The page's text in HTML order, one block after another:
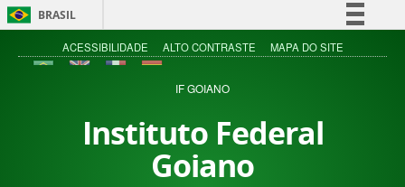
BRASIL
Simplifique!
Acesso à informação
ACESSIBILIDADE ALTO CONTRASTE MAPA DO SITE
IF GOIANO
Instituto Federal
Goiano